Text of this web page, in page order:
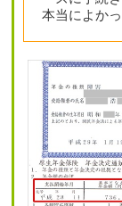
本当によかっ